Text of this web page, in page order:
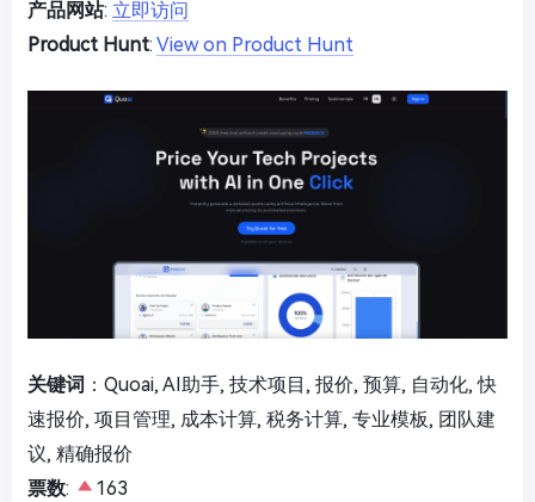
产品网站: 立即访问
Product Hunt: View on Product Hunt
关键词 ：Quoai, AI助手, 技术项目, 报价, 预算, 自动化, 快
速报价, 项目管理, 成本计算, 税务计算, 专业模板, 团队建
议, 精确报价
票数:
163